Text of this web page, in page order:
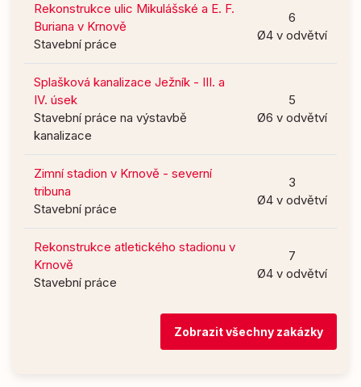
Rekonstrukce ulic Mikulášské a E. F.
Buriana v Krnově
Stavební práce
6
Ø4 v odvětví
Splašková kanalizace Ježník - III. a
IV. úsek
Stavební práce na výstavbě
kanalizace
5
Ø6 v odvětví
Zimní stadion v Krnově - severní
tribuna
Stavební práce
3
Ø4 v odvětví
Rekonstrukce atletického stadionu v
Krnově
Stavební práce
7
Ø4 v odvětví
Zobrazit všechny zakázky